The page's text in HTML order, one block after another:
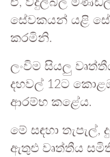
ඒ, විදුලිබල
සේවකයන් යළි
කරමිනි.
ලංවිම සියලු
දහවල් 12ට
ආරම්භ කළේය.
මේ සඳහා
ඇතුළු වෘත්තීය